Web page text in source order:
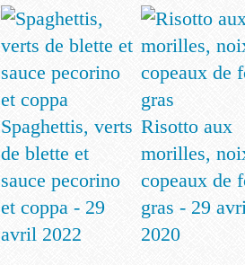
Spaghettis, verts
de blette et
sauce pecorino
et coppa - 29
avril 2022
Risotto aux
morilles,
copeaux de
gras - 29
2020